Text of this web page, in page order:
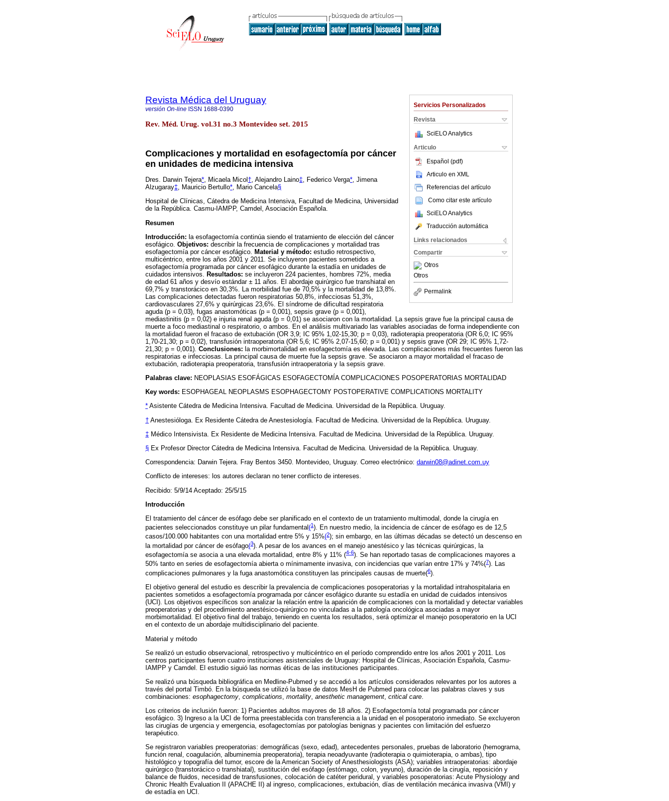
Servicios Personalizados
Revista
SciELO Analytics
Articulo
Español (pdf)
Articulo en XML
Referencias del artículo
Como citar este artículo
SciELO Analytics
Traducción automática
Links relacionados
Compartir
Otros
Otros
Permalink
Revista Médica del Uruguay
versión On-line ISSN 1688-0390
Rev. Méd. Urug. vol.31 no.3 Montevideo set. 2015
Complicaciones y mortalidad en esofagectomía por cáncer
en unidades de medicina intensiva
Dres. Darwin Tejera*, Micaela Micol †, Alejandro Laino‡, Federico Verga*, Jimena
Alzugaray‡, Mauricio Bertullo*, Mario Cancela§
Hospital de Clínicas, Cátedra de Medicina Intensiva, Facultad de Medicina, Universidad
de la República. Casmu-IAMPP, Camdel, Asociación Española.
Resumen
Introducción: la esofagectomía continúa siendo el tratamiento de elección del cáncer
esofágico. Objetivos: describir la frecuencia de complicaciones y mortalidad tras
esofagectomía por cáncer esofágico.
Material y método: estudio retrospectivo,
multicéntrico, entre los años 2001 y 2011. Se incluyeron pacientes sometidos a
esofagectomía programada por cáncer esofágico durante la estadía en unidades de
cuidados intensivos.
Resultados: se incluyeron 224 pacientes, hombres 72%, media
de edad 61 años y desvío estándar ± 11 años. El abordaje quirúrgico fue transhiatal en
69,7% y transtorácico en 30,3%. La morbilidad fue de 70,5% y la mortalidad de 13,8%.
Las complicaciones detectadas fueron respiratorias 50,8%, infecciosas 51,3%,
cardiovasculares 27,6% y quirúrgicas 23,6%. El síndrome de dificultad respiratoria
aguda (p = 0,03), fugas anastomóticas (p = 0,001), sepsis grave (p = 0,001),
mediastinitis (p = 0,02) e injuria renal aguda (p = 0,01) se asociaron con la mortalidad. La sepsis grave fue la principal causa de
muerte a foco mediastinal o respiratorio, o ambos. En el análisis multivariado las variables asociadas de forma independiente con
la mortalidad fueron el fracaso de extubación (OR 3,9; IC 95% 1,02-15,30; p = 0,03), radioterapia preoperatoria (OR 6,0; IC 95%
1,70-21,30; p = 0,02), transfusión intraoperatoria (OR 5,6; IC 95% 2,07-15,60; p = 0,001) y sepsis grave (OR 29; IC 95% 1,72-
21,30; p = 0,001). Conclusiones: la morbimortalidad en esofagectomía es elevada. Las complicaciones más frecuentes fueron las
respiratorias e infecciosas. La principal causa de muerte fue la sepsis grave. Se asociaron a mayor mortalidad el fracaso de
extubación, radioterapia preoperatoria, transfusión intraoperatoria y la sepsis grave.
Palabras clave: NEOPLASIAS ESOFÁGICAS ESOFAGECTOMÍA COMPLICACIONES POSOPERATORIAS MORTALIDAD
Key words: ESOPHAGEAL NEOPLASMS ESOPHAGECTOMY POSTOPERATIVE COMPLICATIONS MORTALITY
* Asistente Cátedra de Medicina Intensiva. Facultad de Medicina. Universidad de la República. Uruguay.
† Anestesióloga. Ex Residente Cátedra de Anestesiología. Facultad de Medicina. Universidad de la República. Uruguay.
‡ Médico Intensivista. Ex Residente de Medicina Intensiva. Facultad de Medicina. Universidad de la República. Uruguay.
§ Ex Profesor Director Cátedra de Medicina Intensiva. Facultad de Medicina. Universidad de la República. Uruguay.
Correspondencia: Darwin Tejera. Fray Bentos 3450. Montevideo, Uruguay. Correo electrónico: darwin08@adinet.com.uy
Conflicto de intereses: los autores declaran no tener conflicto de intereses.
Recibido: 5/9/14 Aceptado: 25/5/15
Introducción
El tratamiento del cáncer de esófago debe ser planificado en el contexto de un tratamiento multimodal, donde la cirugía en
pacientes seleccionados constituye un pilar fundamental(1). En nuestro medio, la incidencia de cáncer de esófago es de 12,5
casos/100.000 habitantes con una mortalidad entre 5% y 15%(2); sin embargo, en las últimas décadas se detectó un descenso en
la mortalidad por cáncer de esófago(3). A pesar de los avances en el manejo anestésico y las técnicas quirúrgicas, la
esofagectomía se asocia a una elevada mortalidad, entre 8% y 11% (4-6). Se han reportado tasas de complicaciones mayores a
50% tanto en series de esofagectomía abierta o mínimamente invasiva, con incidencias que varían entre 17% y 74%(7). Las
complicaciones pulmonares y la fuga anastomótica constituyen las principales causas de muerte(6).
El objetivo general del estudio es describir la prevalencia de complicaciones posoperatorias y la mortalidad intrahospitalaria en
pacientes sometidos a esofagectomía programada por cáncer esofágico durante su estadía en unidad de cuidados intensivos
(UCI). Los objetivos específicos son analizar la relación entre la aparición de complicaciones con la mortalidad y detectar variables
preoperatorias y del procedimiento anestésico-quirúrgico no vinculadas a la patología oncológica asociadas a mayor
morbimortalidad. El objetivo final del trabajo, teniendo en cuenta los resultados, será optimizar el manejo posoperatorio en la UCI
en el contexto de un abordaje multidisciplinario del paciente.
Material y método
Se realizó un estudio observacional, retrospectivo y multicéntrico en el período comprendido entre los años 2001 y 2011. Los
centros participantes fueron cuatro instituciones asistenciales de Uruguay: Hospital de Clínicas, Asociación Española, Casmu-
IAMPP y Camdel. El estudio siguió las normas éticas de las instituciones participantes.
Se realizó una búsqueda bibliográfica en Medline-Pubmed y se accedió a los artículos considerados relevantes por los autores a
través del portal Timbó. En la búsqueda se utilizó la base de datos MesH de Pubmed para colocar las palabras claves y sus
combinaciones: esophagectomy, complications, mortality, anesthetic management, critical care.
Los criterios de inclusión fueron: 1) Pacientes adultos mayores de 18 años. 2) Esofagectomía total programada por cáncer
esofágico. 3) Ingreso a la UCI de forma preestablecida con transferencia a la unidad en el posoperatorio inmediato. Se excluyeron
las cirugías de urgencia y emergencia, esofagectomías por patologías benignas y pacientes con limitación del esfuerzo
terapéutico.
Se registraron variables preoperatorias: demográficas (sexo, edad), antecedentes personales, pruebas de laboratorio (hemograma,
función renal, coagulación, albuminemia preoperatoria), terapia neoadyuvante (radioterapia o quimioterapia, o ambas), tipo
histológico y topografía del tumor, escore de la American Society of Anesthesiologists (ASA); variables intraoperatorias: abordaje
quirúrgico (transtorácico o transhiatal), sustitución del esófago (estómago, colon, yeyuno), duración de la cirugía, reposición y
balance de fluidos, necesidad de transfusiones, colocación de catéter peridural, y variables posoperatorias: Acute Physiology and
Chronic Health Evaluation II (APACHE II) al ingreso, complicaciones, extubación, días de ventilación mecánica invasiva (VMI) y
de estadía en UCI.